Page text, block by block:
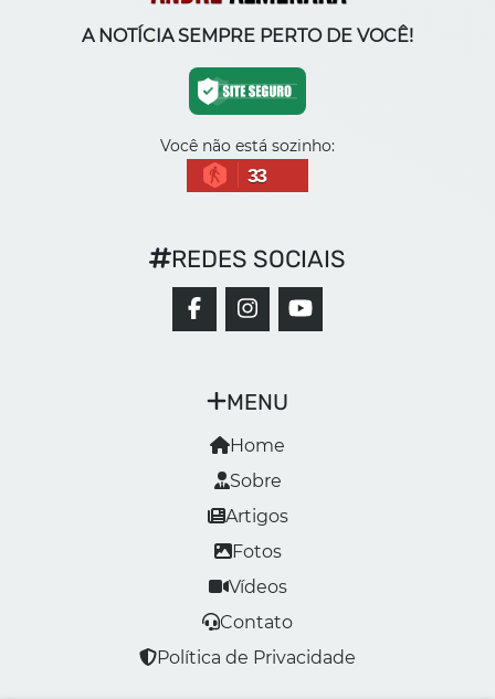
A NOTÍCIA SEMPRE PERTO DE VOCÊ!
Você não está sozinho:
33
MENU
Home
Sobre
Artigos
Fotos
Vídeos
Contato
Política de Privacidade
REDES SOCIAIS